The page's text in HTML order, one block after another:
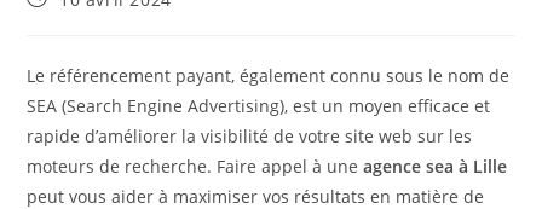
Le référencement payant, également connu sous le nom de
SEA (Search Engine Advertising), est un moyen efficace et
rapide d’améliorer la visibilité de votre site web sur les
moteurs de recherche. Faire appel à uneagence sea à Lille
peut vous aider à maximiser vos résultats en matière de